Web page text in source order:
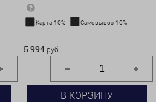
Карта-10% Самовывоз-10%
5 994 руб.
В КОРЗИНУ